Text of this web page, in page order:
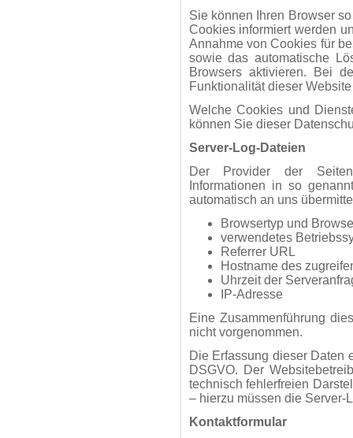
Sie können Ihren Browser
Cookies informiert werden
Annahme von Cookies für
sowie das automatische
Browsers aktivieren. Bei
Funktionalität dieser
Welche Cookies und
können Sie dieser
Server-Log-Dateien
Der Provider der
Informationen in so
automatisch an uns
Browsertyp und
verwendetes
Referrer URL
Hostname des
Uhrzeit der
IP-Adresse
Eine Zusammenführung
nicht vorgenommen.
Die Erfassung dieser Daten
DSGVO. Der
technisch fehlerfreien
– hierzu müssen die Server-
Kontaktformular